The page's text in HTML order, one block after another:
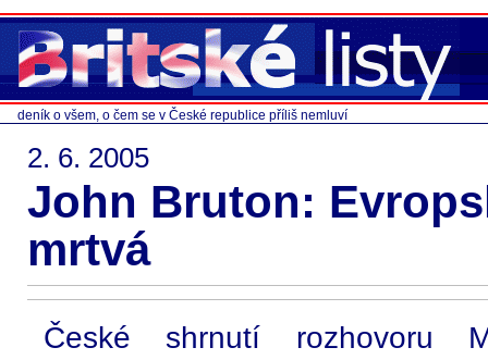
deník o všem, o čem se v České republice příliš nemluví
2. 6. 2005
John Bruton:
mrtvá
České shrnutí rozhovoru